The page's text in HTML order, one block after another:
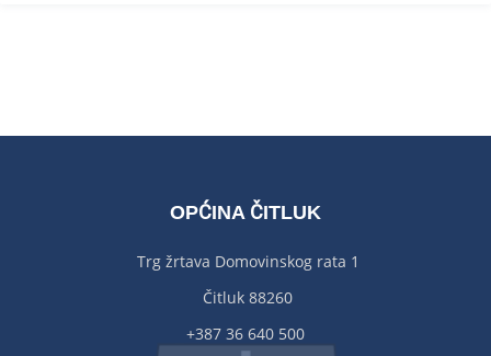
OPĆINA ČITLUK
Trg žrtava Domovinskog rata 1
Čitluk 88260
+387 36 640 500